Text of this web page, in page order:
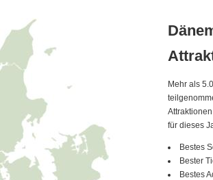
Mehr als
für dieses
Bestes
Bester
Bestes